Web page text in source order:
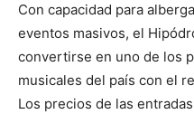
Con capacidad para
eventos masivos, el
convertirse en uno de los
musicales del país con el
Los precios de las